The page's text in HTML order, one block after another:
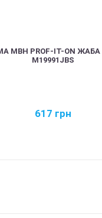
MBH PROF-IT-ON
M19991JBS
617 грн